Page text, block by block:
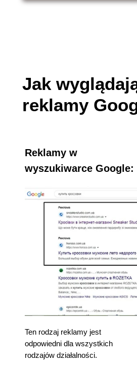
Jak
reklamy
Reklamy w
wyszukiwarce Google:
Ten rodzaj reklamy jest
odpowiedni dla wszystkich
rodzajów działalności.